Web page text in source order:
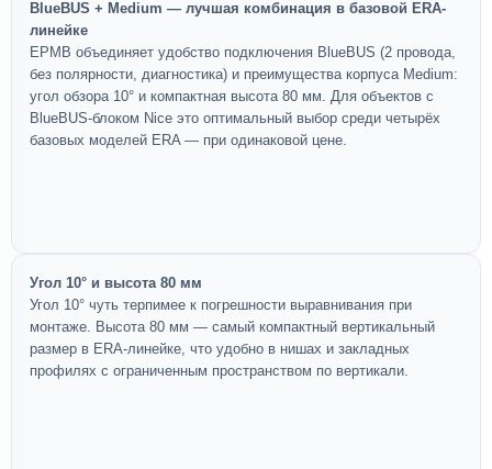
BlueBUS + Medium — лучшая комбинация в базовой ERA-
линейке
EPMB объединяет удобство подключения BlueBUS (2 провода,
без полярности, диагностика) и преимущества корпуса Medium:
угол обзора 10° и компактная высота 80 мм. Для объектов с
BlueBUS-блоком Nice это оптимальный выбор среди четырёх
базовых моделей ERA — при одинаковой цене.
Угол 10° и высота 80 мм
Угол 10° чуть терпимее к погрешности выравнивания при
монтаже. Высота 80 мм — самый компактный вертикальный
размер в ERA-линейке, что удобно в нишах и закладных
профилях с ограниченным пространством по вертикали.